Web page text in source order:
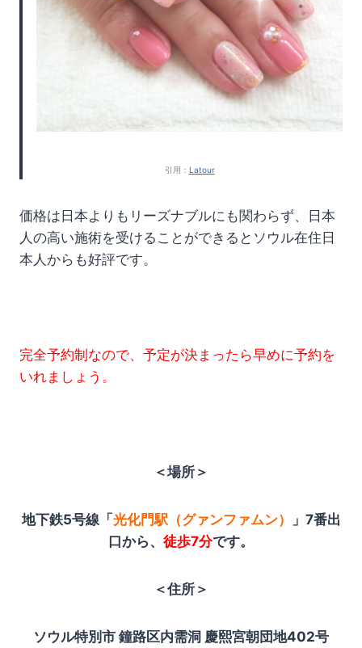
引用： Latour
価格は日本よりもリーズナブルにも関わらず、日本
人の高い施術を受けることができるとソウル在住日
本人からも好評です。
完全予約制なので、予定が決まったら早めに予約を
いれましょう。
＜場所＞
地下鉄5号線「光化門駅（グァンファムン）
」7番出
口から、 徒歩7分です。
＜住所＞
ソウル特別市 鐘路区内需洞 慶熙宮朝団地402号